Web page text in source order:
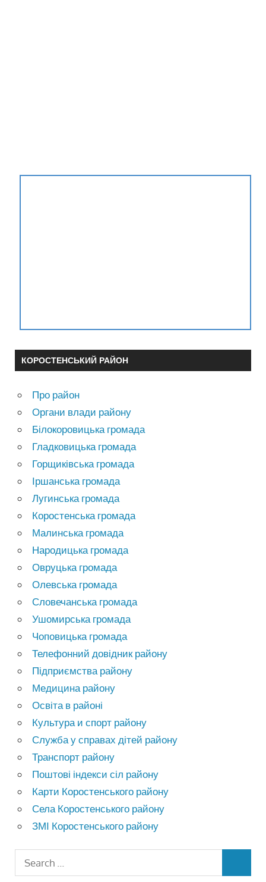
КОРОСТЕНСЬКИЙ РАЙОН
Про район
Органи влади району
Білокоровицька громада
Гладковицька громада
Горщиківська громада
Іршанська громада
Лугинська громада
Коростенська громада
Малинська громада
Народицька громада
Овруцька громада
Олевська громада
Словечанська громада
Ушомирська громада
Чоповицька громада
Телефонний довідник району
Підприємства району
Медицина району
Освіта в районі
Культура и спорт району
Служба у справах дітей району
Транспорт району
Поштові індекси сіл району
Карти Коростенського району
Села Коростенського району
ЗМІ Коростенського району